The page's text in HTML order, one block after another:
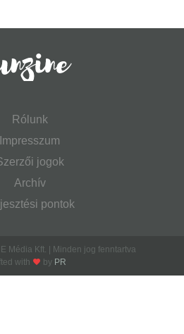
Rólunk
Impresszum
jogok
Archív
pontok
Média Kft. | Minden jog fenntartva
with
by PR